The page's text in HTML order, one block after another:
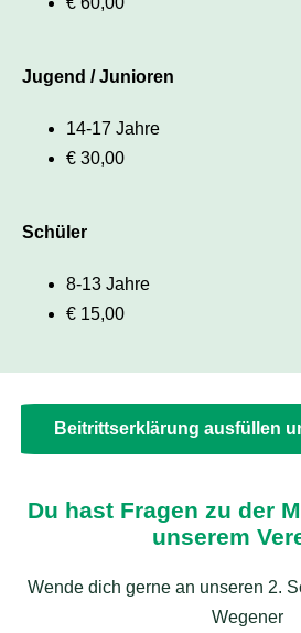
Jugend / Junioren
14-17 Jahre
€ 30,00
Schüler
8-13 Jahre
€ 15,00
Beitrittserklärung ausfüllen
Du hast Fragen zu der
unserem
Wende dich gerne an unseren 2.
Wegener